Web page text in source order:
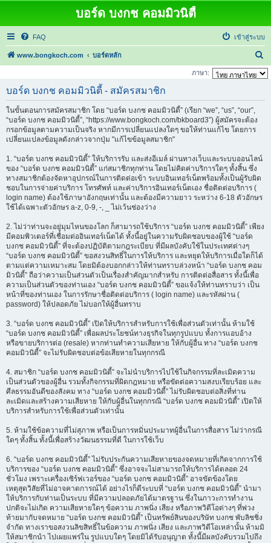
บอร์ด บงกช คอมมิวนิตี้
FAQ เข้าสู่ระบบ
www.bongkoch.com บอร์ดหลัก
น
ภาษา:
บอร์ด บงกช คอมมิวนิตี้ - สมัครสมาชิก
ในขั้นตอนการสมัครสมาชิก โดย “บอร์ด บงกช คอมมิวนิตี้” (เรียก “we”, “us”, “our”,
“บอร์ด บงกช คอมมิวนิตี้”, “https://www.bongkoch.com/bkboard3”) ผู้สมัครจะต้อง
กรอกข้อมูลตามความเป็นจริง หากมีการเปลี่ยนแปลงใดๆ ขอให้ท่านแก้ไข โดยการ
เปลี่ยนแปลงข้อมูลดังกล่าวจากปุ่ม "แก้ไขข้อมูลสมาชิก"
1. “บอร์ด บงกช คอมมิวนิตี้” ให้บริการรับ และส่งอีเมล์ ผ่านทางเว็บและระบบออนไลน์
ของ “บอร์ด บงกช คอมมิวนิตี้” แก่สมาชิกทุกท่าน โดยไม่คิดค่าบริการใดๆ ทั้งสิ้น ซึ่ง
ทางสมาชิกต้องจัดหาอุปกรณ์ในการติดต่อเข้า ระบบอินเทอร์เน็ตพร้อมทั้งเป็นผู้รับผิด
ชอบในการจ่ายค่าบริการ โทรศัพท์ และค่าบริการอินเทอร์เน็ตเอง ชื่อติดต่อบริการ (
login name) ต้องใช้ภาษาอังกฤษเท่านั้น และต้องมีความยาว ระหว่าง 6-18 ตัวอักษร
ใช้ได้เฉพาะตัวอักษร a-z, 0-9, -, _ ไม่เว้นช่องว่าง
2. ไม่ว่าท่านจะอยู่มุมไหนของโลก ก็สามารถใช้บริการ “บอร์ด บงกช คอมมิวนิตี้” เพียง
มีคอมพิวเตอร์ที่เชื่อมต่ออินเทอร์เน็ตได้ ทั้งนี้อยู่ในความรับผิดชอบของผู้ใช้ “บอร์ด
บงกช คอมมิวนิตี้” ที่จะต้องปฏิบัติตามกฎระเบียบ ที่มีผลบังคับใช้ในประเทศต่างๆ
“บอร์ด บงกช คอมมิวนิตี้” ขอสงวนสิทธิ์ในการให้บริการ และหยุดให้บริการเมื่อใดก็ได้
ตามแต่ความเหมาะสม โดยมิต้องบอกกล่าวให้ท่านทราบล่วงหน้า “บอร์ด บงกช คอม
มิวนิตี้” ถือว่าความเป็นส่วนตัวเป็นเรื่องสำคัญมากสำหรับ การติดต่อสื่อสาร ทั้งนี้เพื่อ
ความเป็นส่วนตัวของท่านเอง “บอร์ด บงกช คอมมิวนิตี้” ขอแจ้งให้ท่านทราบว่า เป็น
หน้าที่ของท่านเอง ในการรักษาชื่อติดต่อบริการ ( login name) และรหัสผ่าน (
password) ให้ปลอดภัย ไม่บอกให้ผู้อื่นทราบ
3. “บอร์ด บงกช คอมมิวนิตี้” เปิดให้บริการสำหรับการใช้เพื่อส่วนตัวเท่านั้น ห้ามใช้
“บอร์ด บงกช คอมมิวนิตี้” เพื่อผลประโยชน์ทางธุรกิจในทุกรูปแบบ ทั้งการแอบอ้าง
หรือขายบริการต่อ (resale) หากท่านทำความเสียหาย ให้กับผู้อื่น ทาง “บอร์ด บงกช
คอมมิวนิตี้” จะไม่รับผิดชอบต่อข้อเสียหายในทุกกรณี
4. สมาชิก “บอร์ด บงกช คอมมิวนิตี้” จะไม่นำบริการไปใช้ในกิจกรรมที่ละเมิดความ
เป็นส่วนตัวของผู้อื่น รวมทั้งกิจกรรมที่ผิดกฎหมาย หรือขัดต่อความสงบเรียบร้อย และ
ศีลธรรมอันดีของสังคม ทาง “บอร์ด บงกช คอมมิวนิตี้” ไม่รับผิดชอบต่อสิ่งที่ท่าน
ละเมิดและสร้างความเสียหาย ให้กับผู้อื่นในทุกกรณี “บอร์ด บงกช คอมมิวนิตี้” เปิดให้
บริการสำหรับการใช้เพื่อส่วนตัวเท่านั้น
5. ห้ามใช้ข้อความที่ไม่สุภาพ หรือเป็นการหมิ่นประมาทผู้อื่นในการสื่อสาร ไม่ว่ากรณี
ใดๆ ทั้งสิ้น ทั้งนี้เพื่อสร้างวัฒนธรรมที่ดี ในการใช้เว็บ
6. “บอร์ด บงกช คอมมิวนิตี้” ไม่รับประกันความเสียหายของจดหมายที่เกิดจากการใช้
บริการของ “บอร์ด บงกช คอมมิวนิตี้” ซึ่งอาจจะไม่สามารถให้บริการได้ตลอด 24
ชั่วโมง เพราะเครื่องเซิร์ฟเวอร์ของ “บอร์ด บงกช คอมมิวนิตี้” อาจขัดข้องโดย
เหตุสุดวิสัยที่ไม่อาจคาดการณ์ได้ อย่างไรก็ดีระบบที่ “บอร์ด บงกช คอมมิวนิตี้” นำมา
ให้บริการกับท่านเป็นระบบ ที่มีความปลอดภัยได้มาตรฐาน ซึ่งในภาวะการทำงาน
ปกติจะไม่เกิด ความเสียหายใดๆ ข้อความ ภาพนิ่ง เสียง หรือภาพวิดีโอต่างๆ ที่พ่วง
ท้ายมากับจดหมาย “บอร์ด บงกช คอมมิวนิตี้” เป็นทรัพย์สินของบริษัท บงกช พับลิชชิ่ง
จำกัด ทางเราขอสงวนลิขสิทธิ์ในข้อความ ภาพนิ่ง เสียง และภาพวิดีโอเหล่านั้น ห้ามมิ
ให้สมาชิกนำ ไปเผยแพร่ใน รูปแบบใดๆ โดยมิได้รับอนุญาต ทั้งนี้มีผลบังคับรวมไปถึง